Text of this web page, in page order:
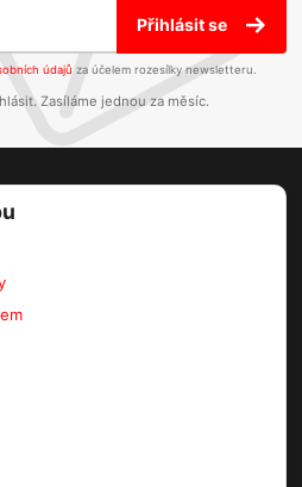
Přihlásit se
údajů za účelem rozesílky newsletteru.
Zasíláme jednou za měsíc.